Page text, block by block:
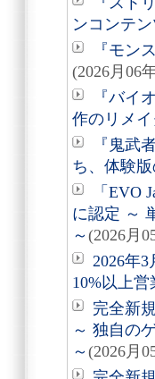
ンコンテ
『モン
(2026月06
『バイ
作のリメ
『鬼武
ち、体験
「EVO
に認定 ～
～ (2026月
2026年
10%以上
完全新
～ 独自の
～ (2026月